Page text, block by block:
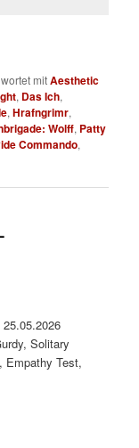
mitAesthetic
, Das Ich,
,Hrafngrimr,
Wolff, Patty
Commando,
Solitary
Empathy Test,